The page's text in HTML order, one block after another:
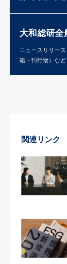
大和総研全
ニュースリリー
籍・刊行物）など
関連リンク